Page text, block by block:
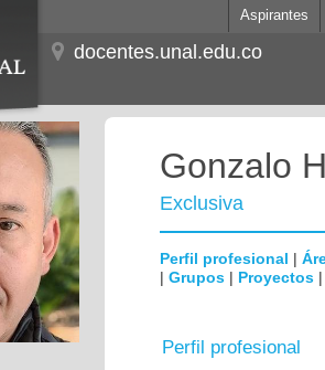
Aspirantes
docentes.unal.edu.co
Gonzalo
Exclusiva
Perfil profesional |
| Grupos | Proyectos
Perfil profesional